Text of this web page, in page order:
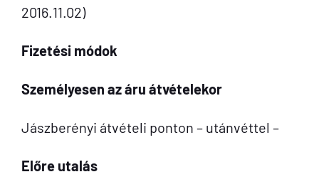
2016.11.02)
Fizetési módok
Személyesen az áru átvételekor
Jászberényi átvételi ponton – utánvéttel –
Előre utalás